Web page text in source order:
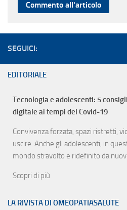
SEGUICI:
EDITORIALE
Tecnologia e adolescenti: 5
digitale ai tempi del Covid-19
Convivenza forzata, spazi ristretti,
uscire. Anche gli adolescenti, in
mondo stravolto e ridefinito da
Scopri di più
LA RIVISTA DI OMEOPATIASALUTE